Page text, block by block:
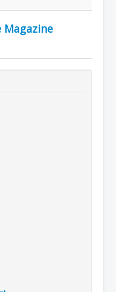
Magazine